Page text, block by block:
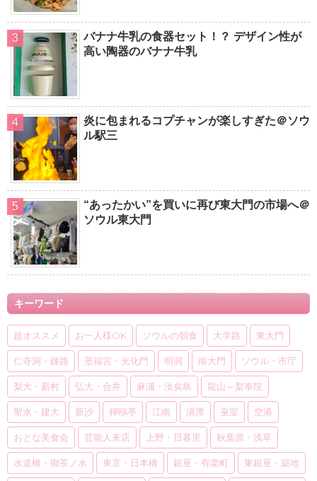
バナナ牛乳の食器セット！？ デザイン性が
高い陶器のバナナ牛乳
炎に包まれるコプチャンが楽しすぎた＠ソウ
ル駅三
“あったかい”を買いに再び東大門の市場へ＠
ソウル東大門
キーワード
超オススメ お一人様OK ソウルの朝食 大学路 東大門
仁寺洞・鍾路 景福宮・光化門 明洞 南大門 ソウル・市庁
梨大・新村 弘大・合井 麻浦・汝矣島 龍山～梨泰院
聖水・建大 新沙 狎鴎亭 江南 清潭 蚕室 空港
おとな美食会 芸能人来店 上野・日暮里 秋葉原・浅草
水道橋・御茶ノ水 東京・日本橋 銀座・有楽町 東銀座・築地